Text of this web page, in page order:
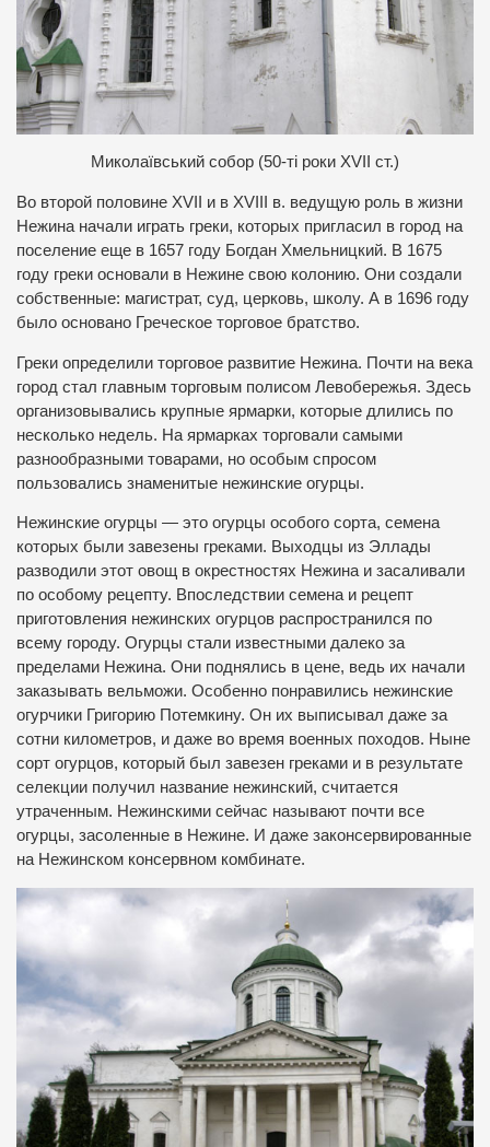
Миколаївський собор (50-ті роки XVII ст.)
Во второй половине XVII и в XVIII в. ведущую роль в жизни
Нежина начали играть греки, которых пригласил в город на
поселение еще в 1657 году Богдан Хмельницкий. В 1675
году греки основали в Нежине свою колонию. Они создали
собственные: магистрат, суд, церковь, школу. А в 1696 году
было основано Греческое торговое братство.
Греки определили торговое развитие Нежина. Почти на века
город стал главным торговым полисом Левобережья. Здесь
организовывались крупные ярмарки, которые длились по
несколько недель. На ярмарках торговали самыми
разнообразными товарами, но особым спросом
пользовались знаменитые нежинские огурцы.
Нежинские огурцы — это огурцы особого сорта, семена
которых были завезены греками. Выходцы из Эллады
разводили этот овощ в окрестностях Нежина и засаливали
по особому рецепту. Впоследствии семена и рецепт
приготовления нежинских огурцов распространился по
всему городу. Огурцы стали известными далеко за
пределами Нежина. Они поднялись в цене, ведь их начали
заказывать вельможи. Особенно понравились нежинские
огурчики Григорию Потемкину. Он их выписывал даже за
сотни километров, и даже во время военных походов. Ныне
сорт огурцов, который был завезен греками и в результате
селекции получил название нежинский, считается
утраченным. Нежинскими сейчас называют почти все
огурцы, засоленные в Нежине. И даже законсервированные
на Нежинском консервном комбинате.